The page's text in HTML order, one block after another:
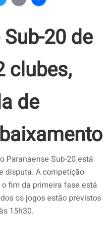
EmailShare
20 de
clubes,
de
Paranaense Sub-20 está
disputa. A competição
fim da primeira fase está
os jogos estão previstos
15h30.